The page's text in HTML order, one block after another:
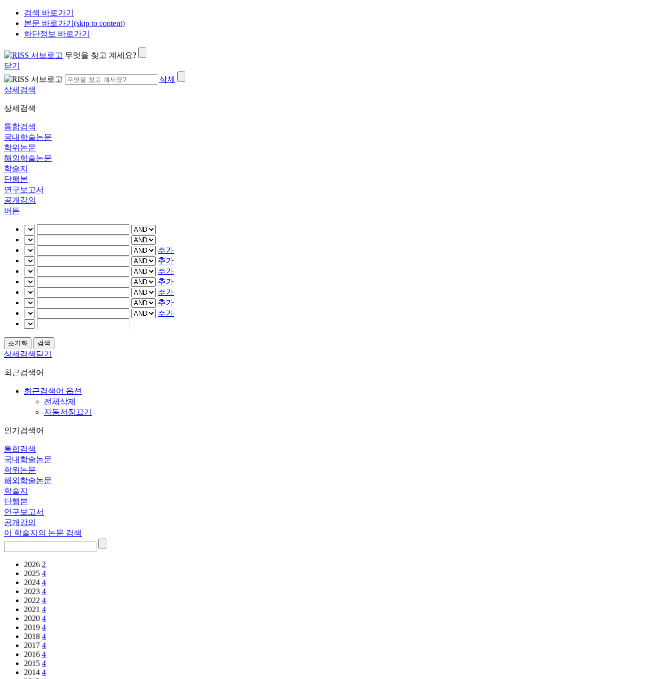
검색 바로가기
본문 바로가기(skip to content)
하단정보 바로가기
무엇을 찾고 계세요?
닫기
삭제
상세검색
상세검색
통합검색
국내학술논문
학위논문
해외학술논문
학술지
단행본
연구보고서
공개강의
버튼
추가
추가
추가
추가
추가
추가
추가
상세검색닫기
최근검색어
최근검색어 옵션
전체삭제
자동저장끄기
인기검색어
통합검색
국내학술논문
학위논문
해외학술논문
학술지
단행본
연구보고서
공개강의
이 학술지의 논문 검색
2026 2
2025 4
2024 4
2023 4
2022 4
2021 4
2020 4
2019 4
2018 4
2017 4
2016 4
2015 4
2014 4